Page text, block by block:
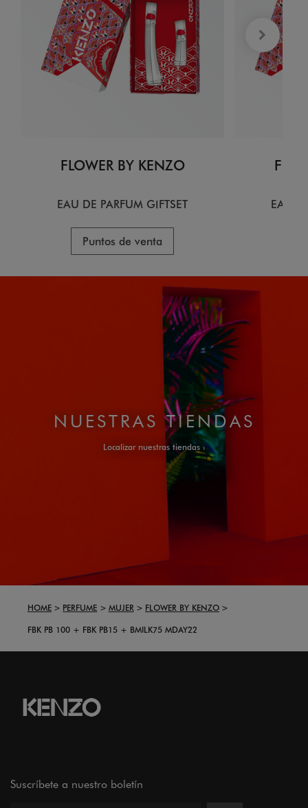
FLOWER BY KENZO
EAU DE PARFUM GIFTSET
Puntos de venta
EAU
NUESTRAS TIENDAS
Localizar nuestras tiendas
HOME PERFUME MUJER
FLOWER BY KENZO
FBK PB 100 + FBK PB15 + BMILK75 MDAY22
Suscríbete a nuestro boletín